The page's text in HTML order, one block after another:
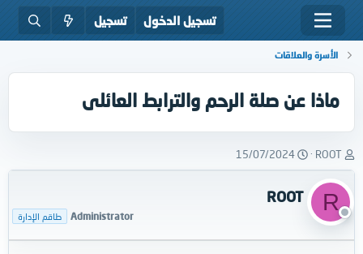
تسجيل الدخول تسجيل
الأسرة والعلاقات
ماذا عن صلة الرحم والترابط العائلى
ب
ا
د
ئ
ا
ل
م
ROOT
ت
ا
ي
ل
15/07/2024
R
ROOT
Administrator طاقم الإدارة